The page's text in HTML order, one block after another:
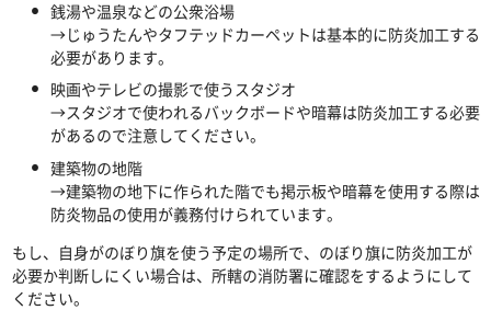
銭湯や温泉などの公衆浴場
→じゅうたんやタフテッドカーペットは基本的に防炎加工する
必要があります。
映画やテレビの撮影で使うスタジオ
→スタジオで使われるバックボードや暗幕は防炎加工する必要
があるので注意してください。
建築物の地階
→建築物の地下に作られた階でも掲示板や暗幕を使用する際は
防炎物品の使用が義務付けられています。
もし、自身がのぼり旗を使う予定の場所で、のぼり旗に防炎加工が
必要か判断しにくい場合は、所轄の消防署に確認をするようにして
ください。